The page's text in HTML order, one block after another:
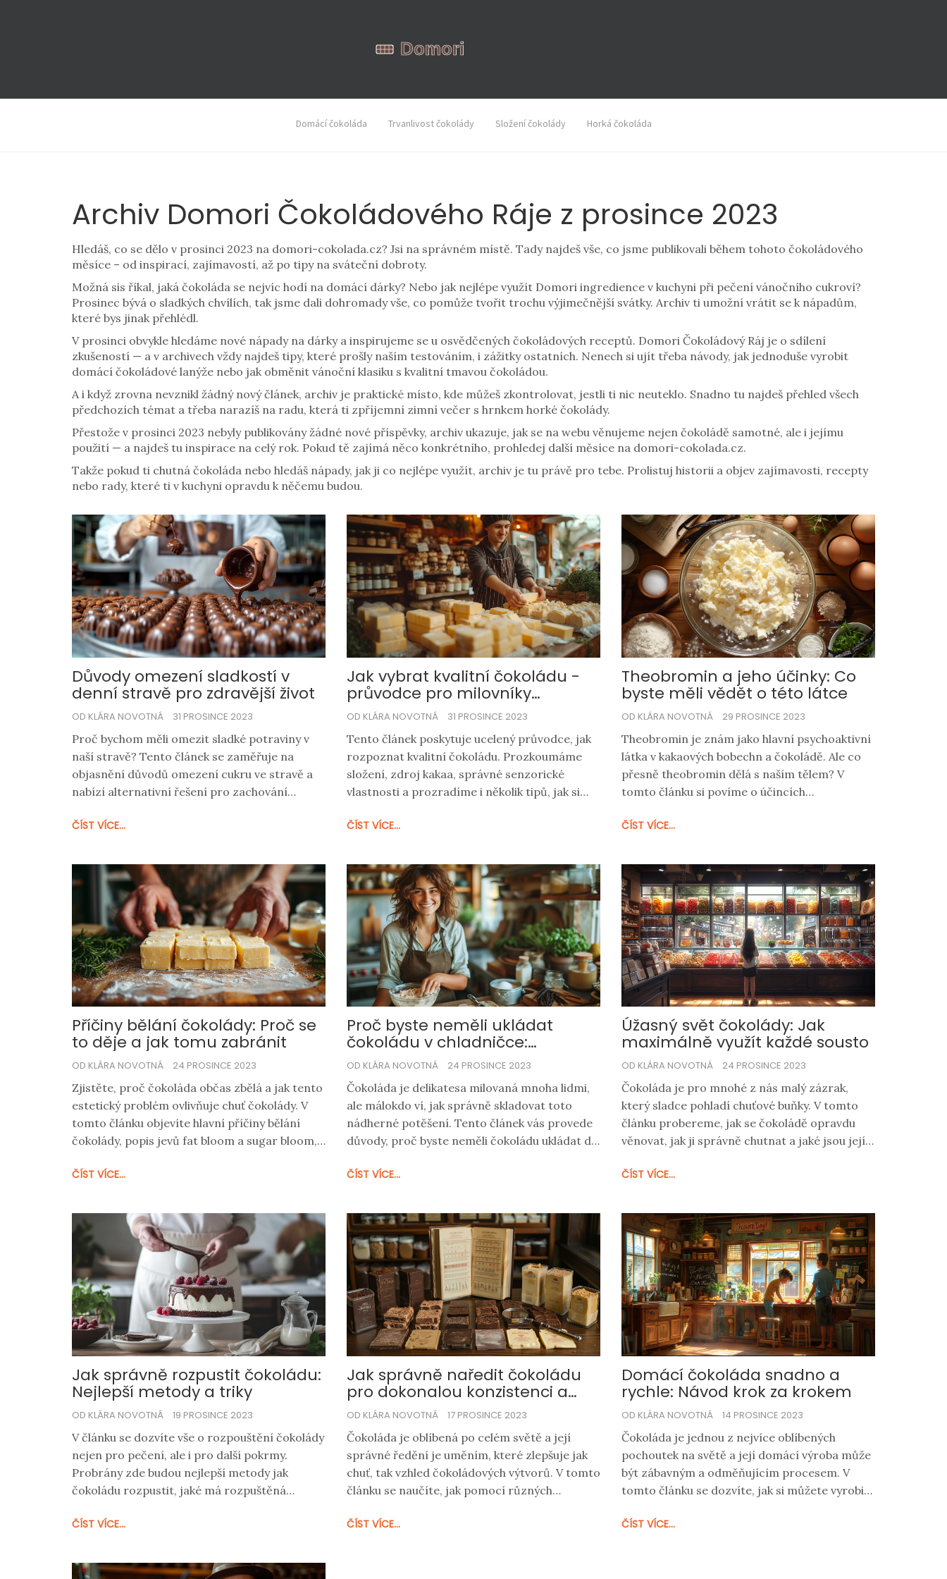
Domácí čokoláda Trvanlivost čokolády Složení čokolády Horká čokoláda
Archiv Domori Čokoládového Ráje z prosince 2023
Hledáš, co se dělo v prosinci 2023 na domori-cokolada.cz? Jsi na správném místě. Tady najdeš vše, co jsme publikovali během tohoto čokoládového
měsíce – od inspirací, zajímavostí, až po tipy na sváteční dobroty.
Možná sis říkal, jaká čokoláda se nejvíc hodí na domácí dárky? Nebo jak nejlépe využít Domori ingredience v kuchyni při pečení vánočního cukroví?
Prosinec bývá o sladkých chvílích, tak jsme dali dohromady vše, co pomůže tvořit trochu výjimečnější svátky. Archiv ti umožní vrátit se k nápadům,
které bys jinak přehlédl.
V prosinci obvykle hledáme nové nápady na dárky a inspirujeme se u osvědčených čokoládových receptů. Domori Čokoládový Ráj je o sdílení
zkušeností — a v archivech vždy najdeš tipy, které prošly naším testováním, i zážitky ostatních. Nenech si ujít třeba návody, jak jednoduše vyrobit
domácí čokoládové lanýže nebo jak obměnit vánoční klasiku s kvalitní tmavou čokoládou.
A i když zrovna nevznikl žádný nový článek, archiv je praktické místo, kde můžeš zkontrolovat, jestli ti nic neuteklo. Snadno tu najdeš přehled všech
předchozích témat a třeba narazíš na radu, která ti zpříjemní zimní večer s hrnkem horké čokolády.
Přestože v prosinci 2023 nebyly publikovány žádné nové příspěvky, archiv ukazuje, jak se na webu věnujeme nejen čokoládě samotné, ale i jejímu
použití — a najdeš tu inspirace na celý rok. Pokud tě zajímá něco konkrétního, prohledej další měsíce na domori-cokolada.cz.
Takže pokud ti chutná čokoláda nebo hledáš nápady, jak ji co nejlépe využít, archiv je tu právě pro tebe. Prolistuj historii a objev zajímavosti, recepty
nebo rady, které ti v kuchyni opravdu k něčemu budou.
Důvody omezení sladkostí v
denní stravě pro zdravější život
OD KLÁRA NOVOTNÁ 31 PROSINCE 2023
Proč bychom měli omezit sladké potraviny v
naší stravě? Tento článek se zaměřuje na
objasnění důvodů omezení cukru ve stravě a
nabízí alternativní řešení pro zachování
ovlivňují naše tělo, jaký mají vliv na naší
chutí na sladké, aniž bychom si ublížili.
ČÍST VÍCE...
Jak vybrat kvalitní čokoládu -
průvodce pro milovníky
sladkostí
OD KLÁRA NOVOTNÁ 31 PROSINCE 2023
Tento článek poskytuje ucelený průvodce, jak
rozpoznat kvalitní čokoládu. Prozkoumáme
složení, zdroj kakaa, správné senzorické
vlastnosti a prozradíme i několik tipů, jak si
Poznáte rozdíly mezi jednotlivými typy a
důležitá. Přečtěte si a zjistěte, jak se stát
pravým znalcem čokolády!
ČÍST VÍCE...
Theobromin a jeho účinky: Co
byste měli vědět o této látce
OD KLÁRA NOVOTNÁ 29 PROSINCE 2023
Theobromin je znám jako hlavní psychoaktivní
látka v kakaových bobechn a čokoládě. Ale co
přesně theobromin dělá s naším tělem? V
tomto článku si povíme o účincích
potenciálních přínosech a rizicích a
zacházet tak, aby prospíval našemu zdraví.
Připravte se na pozoruhodnou cestu sladkým
světem theobrominu!
ČÍST VÍCE...
Příčiny bělání čokolády: Proč se
to děje a jak tomu zabránit
OD KLÁRA NOVOTNÁ 24 PROSINCE 2023
Zjistěte, proč čokoláda občas zbělá a jak tento
estetický problém ovlivňuje chuť čokolády. V
tomto článku objevíte hlavní příčiny bělání
čokolády, popis jevů fat bloom a sugar bloom,
nevzhlednému bělání čokolády.
ČÍST VÍCE...
Proč byste neměli ukládat
čokoládu v chladničce:
Skladování čokolády pro
optimální chuť
OD KLÁRA NOVOTNÁ 24 PROSINCE 2023
Čokoláda je delikatesa milovaná mnoha lidmi,
ale málokdo ví, jak správně skladovat toto
nádherné potěšení. Tento článek vás provede
důvody, proč byste neměli čokoládu ukládat do
čokoládové zásoby. Dovíte se o vhodných
a nakonec si přečtete tipy, jak si zachovat
čokoládu čerstvou a chutnou co nejdéle.
ČÍST VÍCE...
Úžasný svět čokolády: Jak
maximálně využít každé sousto
OD KLÁRA NOVOTNÁ 24 PROSINCE 2023
Čokoláda je pro mnohé z nás malý zázrak,
který sladce pohladí chuťové buňky. V tomto
článku probereme, jak se čokoládě opravdu
věnovat, jak ji správně chutnat a jaké jsou její
kvalitní čokoládu, jak si ji nejlépe vychutnat a
měli vyhnout. A možná vás překvapím osobní
historkou o mé kočce Míně a čokoládě!
ČÍST VÍCE...
Jak správně rozpustit čokoládu:
Nejlepší metody a triky
OD KLÁRA NOVOTNÁ 19 PROSINCE 2023
V článku se dozvíte vše o rozpouštění čokolády
nejen pro pečení, ale i pro další pokrmy.
Probrány zde budou nejlepší metody jak
čokoládu rozpustit, jaké má rozpuštěná
kterých se můžete při rozpouštění dopustit.
čokoládu bez hrudek, ať už připravujete polevu
ČÍST VÍCE...
Jak správně naředit čokoládu
pro dokonalou konzistenci a
lesk
OD KLÁRA NOVOTNÁ 17 PROSINCE 2023
Čokoláda je oblíbená po celém světě a její
správné ředění je uměním, které zlepšuje jak
chuť, tak vzhled čokoládových výtvorů. V tomto
článku se naučíte, jak pomocí různých
dosažení dokonalé konzistenci. Procházíme
ČÍST VÍCE...
Domácí čokoláda snadno a
rychle: Návod krok za krokem
OD KLÁRA NOVOTNÁ 14 PROSINCE 2023
Čokoláda je jednou z nejvíce oblíbených
pochoutek na světě a její domácí výroba může
být zábavným a odměňujícím procesem. V
tomto článku se dozvíte, jak si můžete vyrobit
Ponoříme se do selekce surovin, temperování
ČÍST VÍCE...